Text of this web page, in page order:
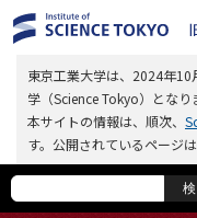
東京工業大学は、2024年
学（Science Tokyo）となり
本サイトの情報は、順次、
す。公開されているページ